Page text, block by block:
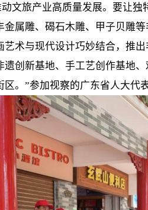
动文旅产业高质量发展。要让
属雕、碣石木雕、甲子贝雕
术与现代设计巧妙结合，推
创新基地、手工艺创作基地
。”参加视察的广东省人大代